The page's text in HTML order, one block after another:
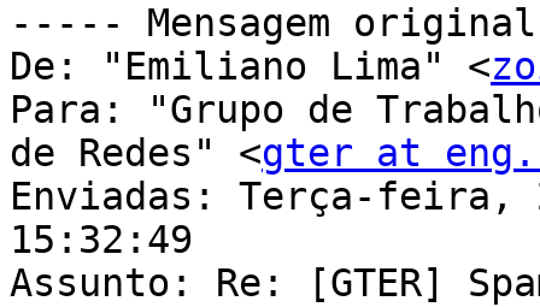
----- Mensagem
De: "Emiliano Lima" <
Para: "Grupo de
de Redes" <gter at
Enviadas: Terça-feira,
15:32:49
Assunto: Re: [GTER]